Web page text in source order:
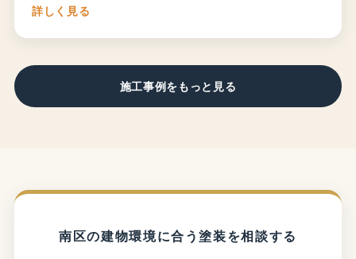
詳しく見る
施工事例をもっと見る
南区の建物環境に合う塗装を相談する